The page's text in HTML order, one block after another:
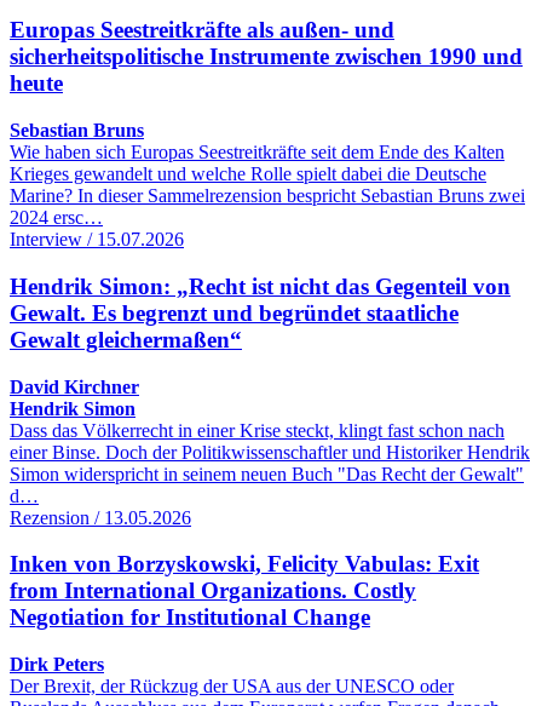
Europas Seestreitkräfte als außen- und
sicherheitspolitische Instrumente zwischen 1990 und
heute
Sebastian Bruns
Wie haben sich Europas Seestreitkräfte seit dem Ende des Kalten
Krieges gewandelt und welche Rolle spielt dabei die Deutsche
Marine? In dieser Sammelrezension bespricht Sebastian Bruns zwei
2024 ersc…
Interview / 15.07.2026
Hendrik Simon: „Recht ist nicht das Gegenteil von
Gewalt. Es begrenzt und begründet staatliche
Gewalt gleichermaßen“
David Kirchner
Hendrik Simon
Dass das Völkerrecht in einer Krise steckt, klingt fast schon nach
einer Binse. Doch der Politikwissenschaftler und Historiker Hendrik
Simon widerspricht in seinem neuen Buch "Das Recht der Gewalt"
d…
Rezension / 13.05.2026
Inken von Borzyskowski, Felicity Vabulas: Exit
from International Organizations. Costly
Negotiation for Institutional Change
Dirk Peters
Der Brexit, der Rückzug der USA aus der UNESCO oder